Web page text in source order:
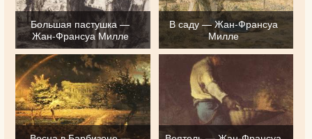
Большая пастушка —
Жан-Франсуа Милле
В саду — Жан-Франсуа
Милле